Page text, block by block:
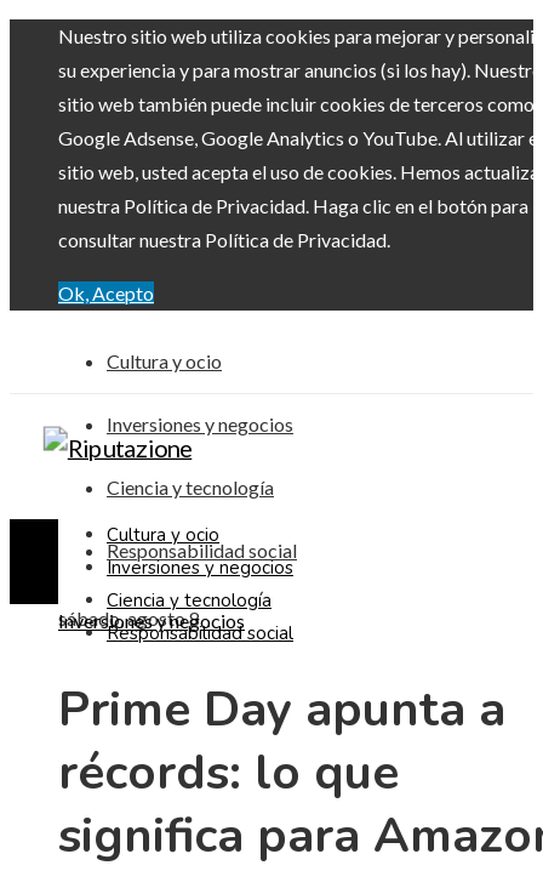
Nuestro sitio web utiliza cookies para mejorar y
su experiencia y para mostrar anuncios (si los hay). Nuestro
sitio web también puede incluir cookies de terceros como
Google Adsense, Google Analytics o YouTube. Al utilizar el
sitio web, usted acepta el uso de cookies. Hemos
nuestra Política de Privacidad. Haga clic en el botón para
consultar nuestra Política de Privacidad.
Ok, Acepto
Cultura y ocio
Inversiones y negocios
Ciencia y tecnología
Responsabilidad social
sábado, agosto 8
Cultura y ocio
Inversiones y negocios
Ciencia y tecnología
Responsabilidad social
Inversiones y negocios
Prime Day apunta a
récords: lo que
significa para